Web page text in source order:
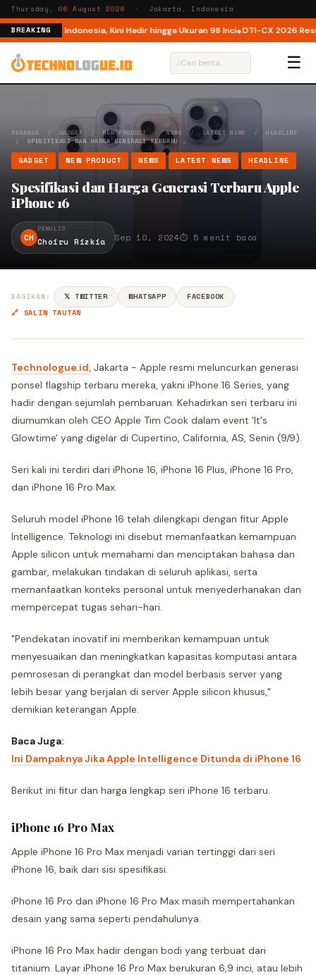
Thursday,06 August 2026 · Jakarta, Indonesia
BREAKINGdi Indonesia, Kini Hadir hingga Ukuran 98 Inci DTI-CX 2026 Resmi
⌕ ☰
BERANDA / GADGET / NEW PRODUCT /NEWS / LATEST NEWS / HEADLINE
/ SPESIFIKASI DAN HARGA GENERASI TERBARU …
GADGET NEW PRODUCT NEWS LATEST NEWS HEADLINE
Spesifikasi dan Harga Generasi Terbaru Apple
iPhone 16
CH
PENULIS
Choiru Rizkia Sep 10, 2024⏱ 5 menit baca
BAGIKAN: 𝕏 TWITTER WHATSAPP
FACEBOOK
🔗 SALIN TAUTAN
Technologue.id, Jakarta - Apple resmi meluncurkan generasi
ponsel flagship terbaru mereka, yakni iPhone 16 Series, yang
hadir dengan sejumlah pembaruan. Kehadirkan seri terbaru ini
diumumkan oleh CEO Apple Tim Cook dalam event 'It's
Glowtime' yang digelar di Cupertino, California, AS, Senin (9/9).
Seri kali ini terdiri dari iPhone 16, iPhone 16 Plus, iPhone 16 Pro,
dan iPhone 16 Pro Max.
Seluruh model iPhone 16 telah dilengkapi dengan fitur Apple
Intelligence. Teknologi ini disebut memanfaatkan kemampuan
Apple silicon untuk memahami dan menciptakan bahasa dan
gambar, melakukan tindakan di seluruh aplikasi, serta
memanfaatkan konteks personal untuk menyederhanakan dan
mempercepat tugas sehari-hari.
"Pendekatan inovatif ini memberikan kemampuan untuk
menyesuaikan dan meningkatkan kapasitas komputasi antara
pemrosesan di perangkat dan model berbasis server yang
lebih besar yang berjalan di server Apple silicon khusus,"
demikian keterangan Apple.
Baca Juga:
Ini Dampaknya Jika Apple Intelligence Ditunda di iPhone 16
Berikut ini fitur dan harga lengkap seri iPhone 16 terbaru.
iPhone 16 Pro Max
Apple iPhone 16 Pro Max menjadi varian tertinggi dari seri
iPhone 16, baik dari sisi spesifikasi.
iPhone 16 Pro dan iPhone 16 Pro Max masih mempertahankan
desain yang sama seperti pendahulunya.
iPhone 16 Pro Max hadir dengan bodi yang terbuat dari
titanium. Layar iPhone 16 Pro Max berukuran 6,9 inci, atau lebih